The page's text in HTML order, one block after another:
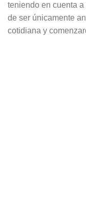
teniendo en cuenta
de ser únicamente
cotidiana y